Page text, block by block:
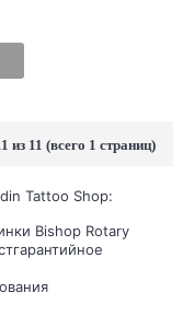
из 11 (всего 1 страниц)
Tattoo Shop:
Bishop Rotary